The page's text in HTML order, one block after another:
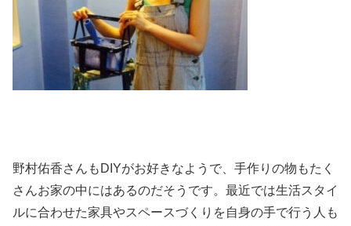
野村佑香さんもDIYがお好きなようで、手作りの物もたく
さんお家の中にはあるのだそうです。最近では生活スタイ
ルに合わせた家具やスペースづくりを自身の手で行う人も